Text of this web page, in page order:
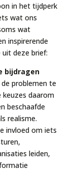
in het tijdperk
wat ons
wat
inspirerende
uit deze brief:
bijdragen
problemen te
daarom
beschaafde
realisme.
invloed om iets
leiden,